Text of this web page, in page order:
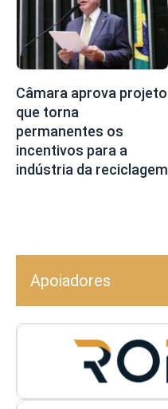
Câmara aprova projeto
que torna
permanentes os
incentivos para a
indústria da reciclagem
Apoiadores